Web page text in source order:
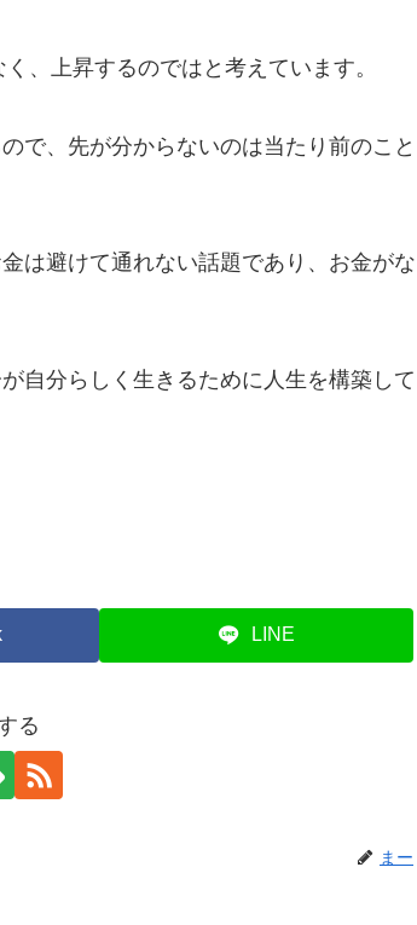
、上昇するのではと考えています。
で、先が分からないのは当たり前のこと
は避けて通れない話題であり、お金がな
自分らしく生きるために人生を構築して
LINE
る
まー